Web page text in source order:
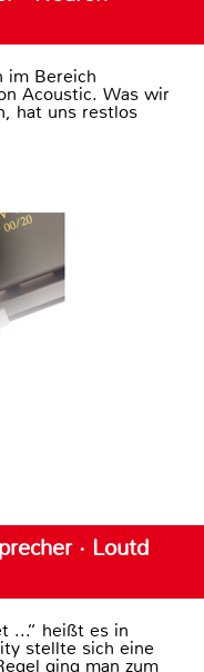
im Bereich
Acoustic. Was wir
hat uns restlos
· Loutd
...“ heißt es in
stellte sich eine
ging man zum